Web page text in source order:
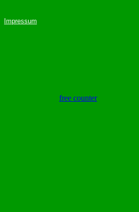
Impressum
free counter